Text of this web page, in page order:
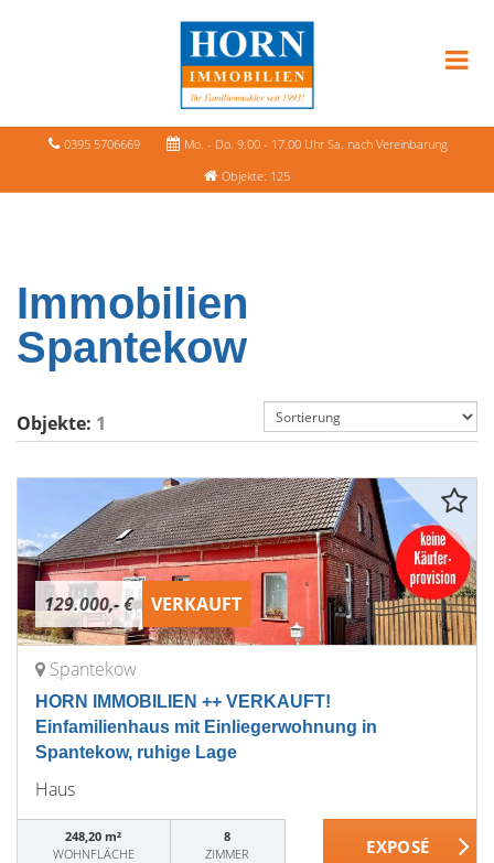
0395 5706669
Mo. - Do. 9.00 - 17.00 Uhr Sa. nach Vereinbarung
Objekte: 125
Immobilien
Spantekow
Objekte: 1
129.000,- € VERKAUFT
Spantekow
HORN IMMOBILIEN ++ VERKAUFT!
Einfamilienhaus mit Einliegerwohnung in
Spantekow, ruhige Lage
Haus
248,20 m²
WOHNFLÄCHE
8
ZIMMER